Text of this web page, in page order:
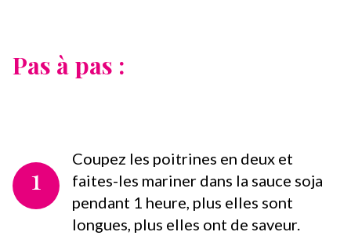
Pas à pas :
1
Coupez les poitrines en deux et
faites-les mariner dans la sauce soja
pendant 1 heure, plus elles sont
longues, plus elles ont de saveur.